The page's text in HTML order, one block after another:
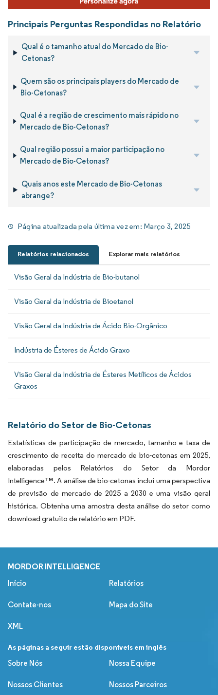
Principais Perguntas Respondidas no Relatório
Qual é o tamanho atual do Mercado de Bio-
Cetonas?
Quem são os principais players do Mercado de
Bio-Cetonas?
Qual é a região de crescimento mais rápido no
Mercado de Bio-Cetonas?
Qual região possui a maior participação no
Mercado de Bio-Cetonas?
Quais anos este Mercado de Bio-Cetonas
abrange?
Página atualizada pela última vez em: Março 3, 2025
Relatórios relacionados Explorar mais relatórios
Visão Geral da Indústria de Bio-butanol
Visão Geral da Indústria de Bioetanol
Visão Geral da Indústria de Ácido Bio-Orgânico
Indústria de Ésteres de Ácido Graxo
Visão Geral da Indústria de Ésteres Metílicos de Ácidos
Graxos
Relatório do Setor de Bio-Cetonas
Estatísticas de participação de mercado, tamanho e taxa de
crescimento de receita do mercado de bio-cetonas em 2025,
elaboradas pelos Relatórios do Setor da Mordor
Intelligence™. A análise de bio-cetonas inclui uma perspectiva
de previsão de mercado de 2025 a 2030 e uma visão geral
histórica. Obtenha uma amostra desta análise do setor como
download gratuito de relatório em PDF.
MORDOR INTELLIGENCE
Início Relatórios
Contate-nos Mapa do Site
XML
As páginas a seguir estão disponíveis em inglês
Sobre Nós
Nossa Equipe
Nossos Clientes Nossos Parceiros